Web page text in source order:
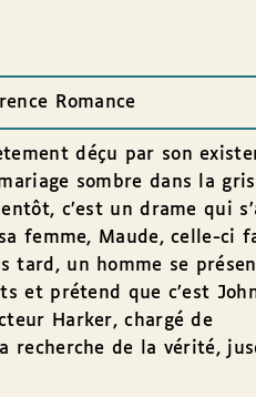
Romance
déçu par son
sombre dans la
c’est un drame qui
femme, Maude, celle-ci
tard, un homme se
et prétend que c’est
Harker, chargé de
recherche de la vérité,